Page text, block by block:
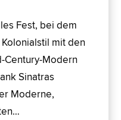
Fest, bei dem
mit den
Century-Modern
Sinatras
Moderne,